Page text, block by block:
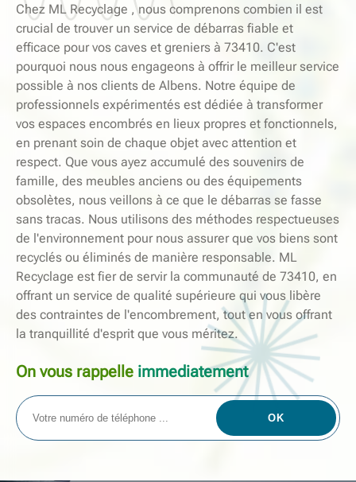
Chez ML Recyclage , nous comprenons combien il est
crucial de trouver un service de débarras fiable et
efficace pour vos caves et greniers à 73410. C'est
pourquoi nous nous engageons à offrir le meilleur service
possible à nos clients de Albens. Notre équipe de
professionnels expérimentés est dédiée à transformer
vos espaces encombrés en lieux propres et fonctionnels,
en prenant soin de chaque objet avec attention et
respect. Que vous ayez accumulé des souvenirs de
famille, des meubles anciens ou des équipements
obsolètes, nous veillons à ce que le débarras se fasse
sans tracas. Nous utilisons des méthodes respectueuses
de l'environnement pour nous assurer que vos biens sont
recyclés ou éliminés de manière responsable. ML
Recyclage est fier de servir la communauté de 73410, en
offrant un service de qualité supérieure qui vous libère
des contraintes de l'encombrement, tout en vous offrant
la tranquillité d'esprit que vous méritez.
On vous rappelle immediatement